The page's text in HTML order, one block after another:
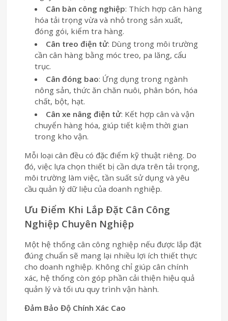
Cân bàn công nghiệp: Thích hợp cân hàng
hóa tải trọng vừa và nhỏ trong sản xuất,
đóng gói, kiểm tra hàng.
Cân treo điện tử: Dùng trong môi trường
cần cân hàng bằng móc treo, pa lăng, cẩu
trục.
Cân đóng bao: Ứng dụng trong ngành
nông sản, thức ăn chăn nuôi, phân bón, hóa
chất, bột, hạt.
Cân xe nâng điện tử: Kết hợp cân và vận
chuyển hàng hóa, giúp tiết kiệm thời gian
trong kho vận.
Mỗi loại cân đều có đặc điểm kỹ thuật riêng. Do
đó, việc lựa chọn thiết bị cần dựa trên tải trọng,
môi trường làm việc, tần suất sử dụng và yêu
cầu quản lý dữ liệu của doanh nghiệp.
Ưu Điểm Khi Lắp Đặt Cân Công
Nghiệp Chuyên Nghiệp
Một hệ thống cân công nghiệp nếu được lắp đặt
đúng chuẩn sẽ mang lại nhiều lợi ích thiết thực
cho doanh nghiệp. Không chỉ giúp cân chính
xác, hệ thống còn góp phần cải thiện hiệu quả
quản lý và tối ưu quy trình vận hành.
Đảm Bảo Độ Chính Xác Cao